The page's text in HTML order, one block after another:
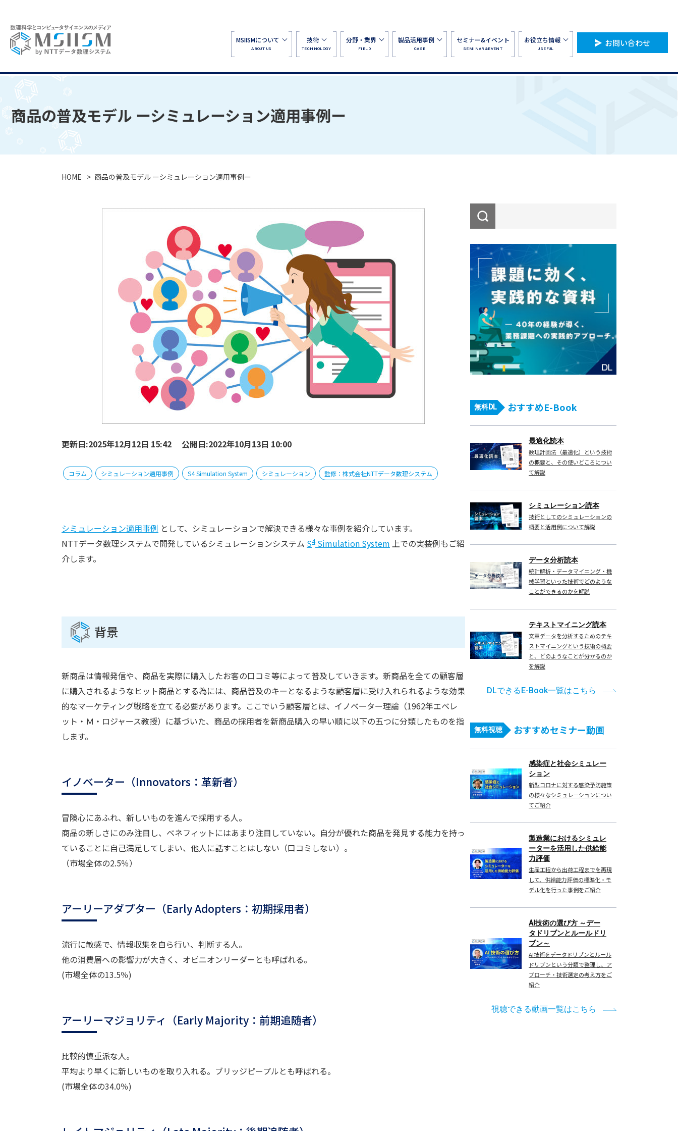
MSIISMについて
ABOUT US
技術
TECHNOLOGY
分野・業界
FIELD
製品活用事例
CASE
セミナー&イベント
SEMINAR&EVENT
お役立ち情報
USEFUL
お問い合わせ
商品の普及モデル ーシミュレーション適用事例ー
HOME 商品の普及モデル ーシミュレーション適用事例ー
更新日:2025年12月12日 15:42 公開日:2022年10月13日 10:00
コラム シミュレーション適用事例 S4 Simulation System シミュレーション 監修：株式会社NTTデータ数理システム
シミュレーション適用事例 として、シミュレーションで解決できる様々な事例を紹介しています。
NTTデータ数理システムで開発しているシミュレーションシステム S4Simulation System 上での実装例もご紹
介します。
背景
新商品は情報発信や、商品を実際に購入したお客の口コミ等によって普及していきます。新商品を全ての顧客層
に購入されるようなヒット商品とする為には、商品普及のキーとなるような顧客層に受け入れられるような効果
的なマーケティング戦略を立てる必要があります。ここでいう顧客層とは、イノベーター理論（1962年エベレ
ット・Ｍ・ロジャース教授）に基づいた、商品の採用者を新商品購入の早い順に以下の五つに分類したものを指
します。
イノベーター（Innovators：革新者）
冒険心にあふれ、新しいものを進んで採用する人。
商品の新しさにのみ注目し、ベネフィットにはあまり注目していない。自分が優れた商品を発見する能力を持っ
ていることに自己満足してしまい、他人に話すことはしない（口コミしない）。
（市場全体の2.5％）
アーリーアダプター（Early Adopters：初期採用者）
流行に敏感で、情報収集を自ら行い、判断する人。
他の消費層への影響力が大きく、オピニオンリーダーとも呼ばれる。
(市場全体の13.5％)
アーリーマジョリティ（Early Majority：前期追随者）
比較的慎重派な人。
平均より早くに新しいものを取り入れる。ブリッジピープルとも呼ばれる。
(市場全体の34.0％)
無料DL おすすめE-Book
最適化読本
数理計画法（最適化）という技術
の概要と、その使いどころについ
て解説
シミュレーション読本
技術としてのシミュレーションの
概要と活用例について解説
データ分析読本
統計解析・データマイニング・機
械学習といった技術でどのような
ことができるのかを解説
テキストマイニング読本
文章データを分析するためのテキ
ストマイニングという技術の概要
と、どのようなことが分かるのか
を解説
DLできるE-Book一覧はこちら
無料視聴 おすすめセミナー動画
感染症と社会シミュレー
ション
新型コロナに対する感染予防施策
の様々なシミュレーションについ
てご紹介
製造業におけるシミュレ
ーターを活用した供給能
力評価
生産工程から出荷工程までを再現
して、供給能力評価の標準化・モ
デル化を行った事例をご紹介
AI技術の選び方 ～デー
タドリブンとルールドリ
ブン～
AI技術をデータドリブンとルール
ドリブンという分類で整理し、ア
プローチ・技術選定の考え方をご
紹介
視聴できる動画一覧はこちら